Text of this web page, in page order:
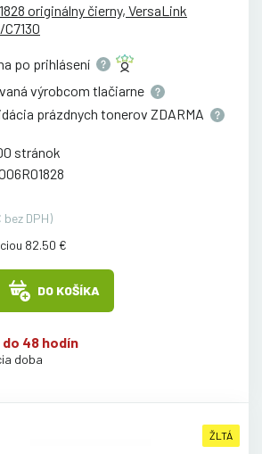
originálny čierny, VersaLink
po prihlásení
výrobcom tlačiarne
prázdnych tonerov ZDARMA
stránok
DPH)
82.50 €
DO KOŠÍKA
48 hodín
doba
ŽLTÁ